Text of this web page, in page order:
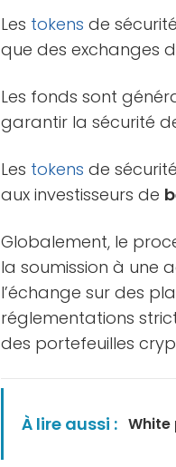
Les tokens de
que des exchanges
Les fonds sont
garantir la sécurité
Les tokens de
aux investisseurs de
Globalement, le
la soumission à une
l’échange sur des
réglementations
des portefeuilles
À lire aussi :